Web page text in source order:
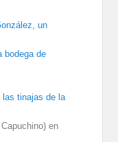
un
bodega de
las tinajas de la
en